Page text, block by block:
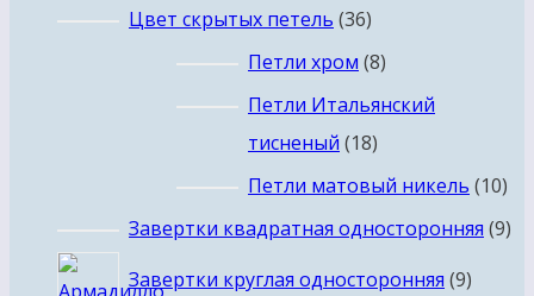
Цвет скрытых петель 3636
товаров
Петли хром 88
товаров
Петли Итальянский
тисненый 1818
товаров
Петли матовый никель 1010
Завертки квадратная односторонняя 99
Завертки круглая односторонняя 99